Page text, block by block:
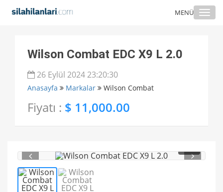
MENÜ
Wilson Combat EDC X9 L 2.0
26 Eylül 2024 23:20:30
Anasayfa Markalar Wilson Combat
Fiyatı : $ 11,000.00
1/ 2